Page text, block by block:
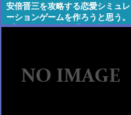
安倍晋三を攻略する恋愛シミュレ
ーションゲームを作ろうと思う。
プロポーズの時も「その指輪は何